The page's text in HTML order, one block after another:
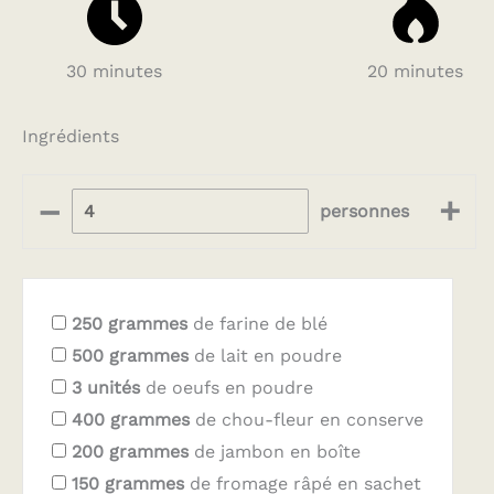
30 minutes 20 minutes
Ingrédients
– personnes +
250 grammes de farine de blé
500 grammes de lait en poudre
3 unités de oeufs en poudre
400 grammes de chou-fleur en conserve
200 grammes de jambon en boîte
150 grammes de fromage râpé en sachet